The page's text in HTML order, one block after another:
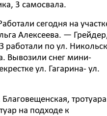
3 самосвала.
сегодня на
Алексеева. —
работали по ул.
Вывозили снег мини-
ул. Гагарина- ул.
тротуара
на подходе к